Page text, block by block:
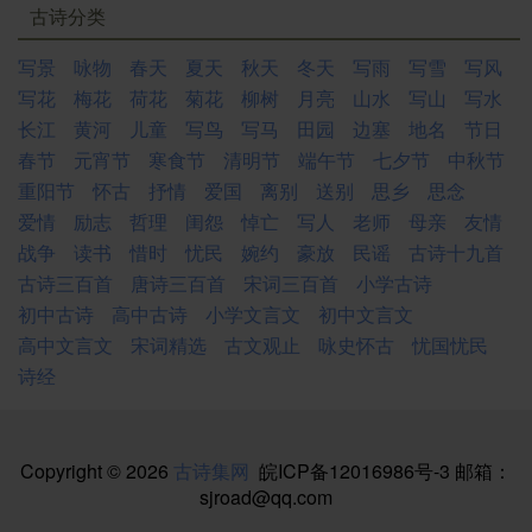
古诗分类
写景
咏物 春天 夏天 秋天 冬天 写雨 写雪
写风
写花
梅花 荷花 菊花 柳树 月亮 山水 写山
写水
长江
黄河 儿童 写鸟 写马 田园 边塞 地名
节日
春节
元宵节 寒食节 清明节 端午节 七夕节
中秋节
重阳节
怀古 抒情 爱国 离别 送别 思乡
思念
爱情
励志 哲理 闺怨 悼亡 写人 老师 母亲
友情
战争
读书 惜时 忧民 婉约 豪放 民谣
古诗十九首
古诗三百首
唐诗三百首 宋词三百首
小学古诗
初中古诗
高中古诗 小学文言文
初中文言文
高中文言文
宋词精选 古文观止 咏史怀古
忧国忧民
诗经
Copyright © 2026 古诗集网 皖ICP备12016986号-3 邮箱：
sjroad@qq.com